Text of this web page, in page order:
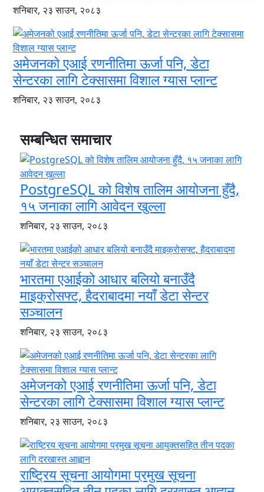
शनिबार, २३ साउन, २०८३
अमेजनको एआई रणनीतिमा ऊर्जा पनि, डेटा
सेन्टरका लागि टेक्सासमा विशाल ग्यास प्लान्ट
शनिबार, २३ साउन, २०८३
सम्बन्धित समाचार
PostgreSQL को विशेष तालिम आयोजना हुँदै,
१५ जनाका लागि आवेदन खुल्ला
शनिबार, २३ साउन, २०८३
भारतमा एआईको आधार बलियो बनाउँदै
माइक्रोसफ्ट, हैदराबादमा नयाँ डेटा सेन्टर
सञ्चालन
शनिबार, २३ साउन, २०८३
अमेजनको एआई रणनीतिमा ऊर्जा पनि, डेटा
सेन्टरका लागि टेक्सासमा विशाल ग्यास प्लान्ट
शनिबार, २३ साउन, २०८३
राष्ट्रिय सूचना आयोगमा प्रमुख सूचना